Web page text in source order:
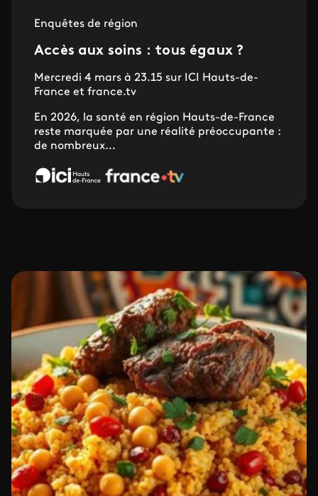
Enquêtes de région
Accès aux soins : tous égaux ?
Mercredi 4 mars à 23.15 sur ICI Hauts-de-
France et france.tv
En 2026, la santé en région Hauts-de-France
reste marquée par une réalité préoccupante :
de nombreux...